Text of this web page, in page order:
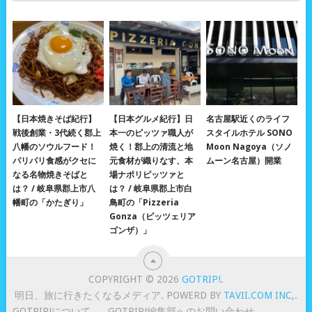
【日本焼きそば紀行】
戦後創業・3代続く郡上
八幡のソウルフード！
パリパリ食感がクセに
なる名物焼きそばと
は？ / 岐阜県郡上市八
幡町の「かたぎり」
【日本グルメ紀行】日
本一のピッツァ職人が
焼く！郡上の清流と地
元食材が織りなす、本
場ナポリピッツァと
は？ / 岐阜県郡上市白
鳥町の「Pizzeria
Gonza（ピッツェリア
ゴンザ）」
名古屋駅近くのライフ
スタイルホテル SONO
Moon Nagoya（ソノ
ムーン名古屋）開業
COPYRIGHT © 2026GOTRIP!.
明日、旅に行きたくなるメディア. POWERD BY TAVII.COM INC,.